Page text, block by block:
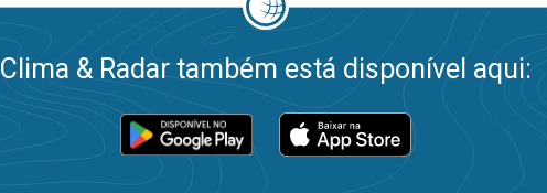
Clima & Radar também está disponível aqui: